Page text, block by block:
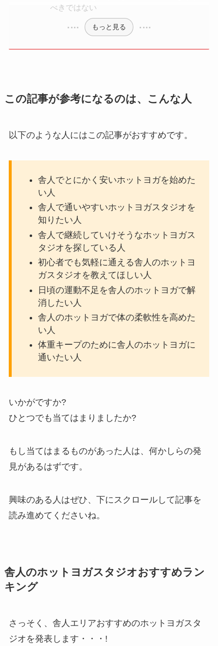
べきではない
もっと見る
この記事が参考になるのは、こんな人
以下のような人にはこの記事がおすすめです。
舎人でとにかく安いホットヨガを始めた
い人
舎人で通いやすいホットヨガスタジオを
知りたい人
舎人で継続していけそうなホットヨガス
タジオを探している人
初心者でも気軽に通える舎人のホットヨ
ガスタジオを教えてほしい人
日頃の運動不足を舎人のホットヨガで解
消したい人
舎人のホットヨガで体の柔軟性を高めた
い人
体重キープのために舎人のホットヨガに
通いたい人
いかがですか?
ひとつでも当てはまりましたか?
もし当てはまるものがあった人は、何かしらの発
見があるはずです。
興味のある人はぜひ、下にスクロールして記事を
読み進めてくださいね。
舎人のホットヨガスタジオおすすめラン
キング
さっそく、舎人エリアおすすめのホットヨガスタ
ジオを発表します・・・!